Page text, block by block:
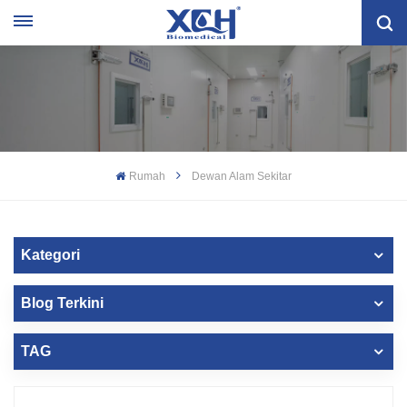
Rumah Dewan Alam Sekitar
Kategori
Blog Terkini
TAG